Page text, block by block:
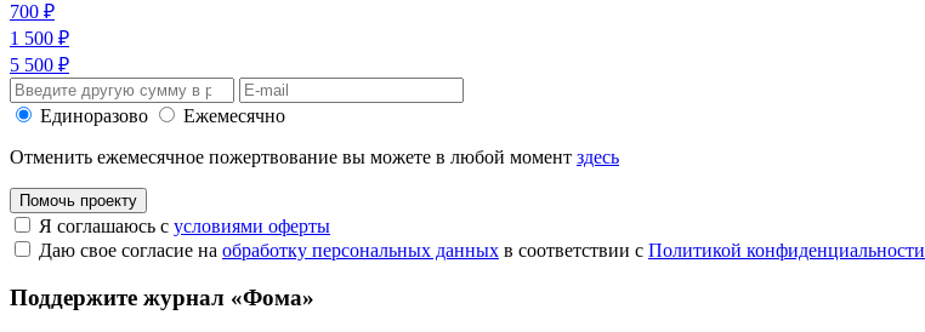
700 ₽
1 500 ₽
5 500 ₽
Единоразово
Ежемесячно
Отменить ежемесячное пожертвование вы можете в любой момент здесь
Помочь проекту
Я соглашаюсь с условиями оферты
Даю свое согласие на обработку персональных данных в соответствии с Политикой конфиденциальности
Поддержите журнал «Фома»